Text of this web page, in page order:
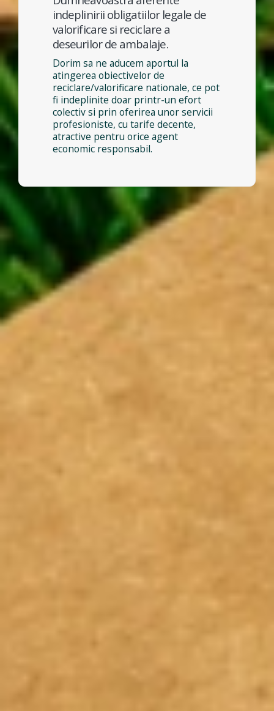
indeplinirii obligatiilor legale de
valorificare si reciclare a
deseurilor de ambalaje.
Dorim sa ne aducem aportul la
atingerea obiectivelor de
reciclare/valorificare nationale, ce pot
fi indeplinite doar printr-un efort
colectiv si prin oferirea unor servicii
profesioniste, cu tarife decente,
atractive pentru orice agent
economic responsabil.